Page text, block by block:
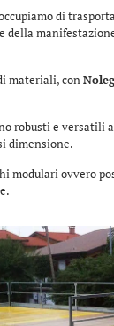
di
della
materiali, con
robusti e versatili
dimensione.
modulari ovvero